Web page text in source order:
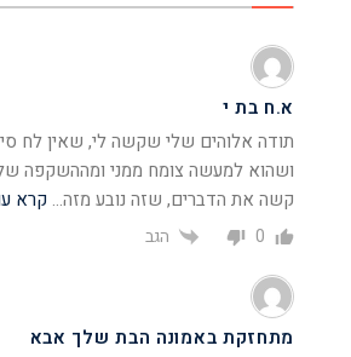
א.ח בת י
תודה אלוהים שלי שקשה לי, שאין לח
ושהוא למעשה צומח ממני ומההשקפה
קשה את הדברים, שזה נובע מזה… קרא
0 הגב
מתחזקת באמונה הבת שלך אבא